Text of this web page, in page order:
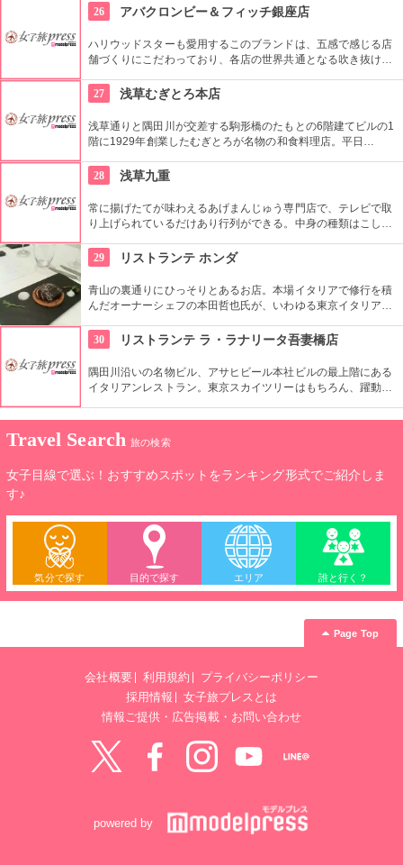
ー。
26 アバクロンビー＆フィッチ銀座店
ハリウッドスターも愛用するこのブランドは、五感で感じる店
舗づくりにこだわっており、各店の世界共通となる吹き抜けの
壁面を描き刺激的でエネルギッシュな店舗空間を演出してい
る。
27 浅草むぎとろ本店
浅草通りと隅田川が交差する駒形橋のたもとの6階建てビルの1
階に1929年創業したむぎとろが名物の和食料理店。平日
れ」はバイキング形式のおすすめランチ。むぎとろと日替わり
のおかず２品と味噌汁がお替わり自由で1,000円！
28 浅草九重
常に揚げたてが味わえるあげまんじゅう専門店で、テレビで取
り上げられているだけあり行列ができる。中身の種類はこし
29
リストランテ ホンダ
青山の裏通りにひっそりとあるお店。本場イタリアで修行を積
んだオーナーシェフの本田哲也氏が、いわゆる東京イタリアン
ュランの一つ星を獲得しているというのも納得。イタリアやフ
ランスの食材とともに、国内の新鮮な素材も吟味し、旬な味を
届けます。
30 リストランテ ラ・ラナリータ吾妻橋店
隅田川沿いの名物ビル、アサヒビール本社ビルの最上階にある
イタリアンレストラン。東京スカイツリーはもちろん、躍動す
も素敵なごちそう。そして、料理も本格派のイタリアンで、目
も舌も同時に大満足。世界のワインも豊富に揃っています。
Travel Search 旅の検索
女子目線で選ぶ！おすすめスポットをランキング形式でご紹介しま
す♪
気分で探す 目的で探す エリア 誰と行く？
Page Top
会社概要 利用規約
プライバシーポリシー
採用情報
女子旅プレスとは
情報ご提供・広告掲載・お問い合わせ
powered by